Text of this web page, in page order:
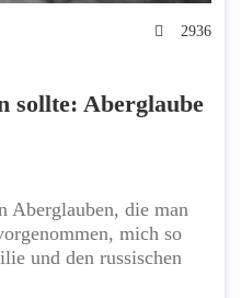
2936
sollte: Aberglaube
Aberglauben, die man
mich so
und den russischen